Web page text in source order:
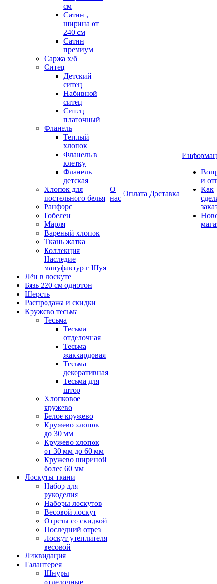
см
Сатин ,
ширина от
240 см
Сатин
премиум
Саржа х/б
Ситец
Детский
ситец
Набивной
ситец
Ситец
платочный
Фланель
Теплый
хлопок
Фланель в
клетку
Фланель
детская
Хлопок для
постельного белья
Ранфорс
Гобелен
Марля
Вареный хлопок
Ткань жатка
Коллекция
Наследие
мануфактур г Шуя
Лён в лоскуте
Бязь 220 см однотон
Шерсть
Распродажа и скидки
Кружево тесьма
Тесьма
Тесьма
отделочная
Тесьма
жаккардовая
Тесьма
декоративная
Тесьма для
штор
Хлопковое
кружево
Белое кружево
Кружево хлопок
до 30 мм
Кружево хлопок
от 30 мм до 60 мм
Кружево шириной
более 60 мм
Лоскуты ткани
Набор для
рукоделия
Наборы лоскутов
Весовой лоскут
Отрезы со скидкой
Последний отрез
Лоскут утеплителя
весовой
Ликвидация
Галантерея
Шнуры
отделочные
О
нас
Оплата Доставка
и
Как
заказ